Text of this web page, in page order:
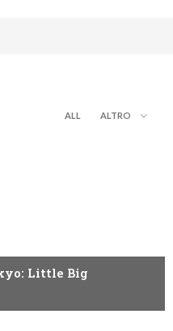
ALL ALTRO
Little Big